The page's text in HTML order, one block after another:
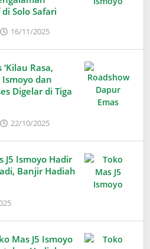
Solo Safari
16/11/2025
Wardani
Rasa,
Ismoyo dan
Digelar di Tiga
22/10/2025
Wardani
J5 Ismoyo Hadir
Banjir Hadiah
Wardani
Mas J5 Ismoyo